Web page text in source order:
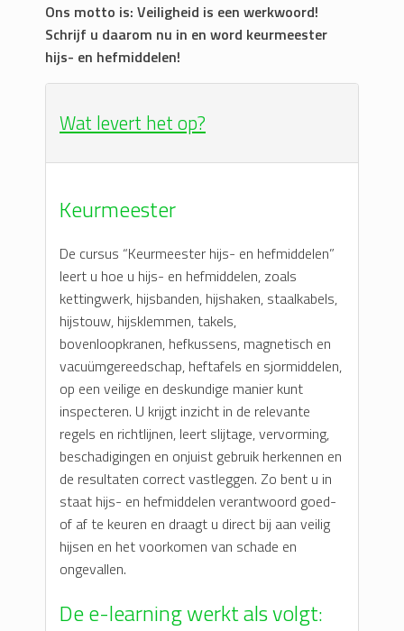
Ons motto is: Veiligheid is een werkwoord!
Schrijf u daarom nu in en word keurmeester
hijs- en hefmiddelen!
Wat levert het op?
Keurmeester
De cursus “Keurmeester hijs- en hefmiddelen”
leert u hoe u hijs- en hefmiddelen, zoals
kettingwerk, hijsbanden, hijshaken, staalkabels,
hijstouw, hijsklemmen, takels,
bovenloopkranen, hefkussens, magnetisch en
vacuümgereedschap, heftafels en sjormiddelen,
op een veilige en deskundige manier kunt
inspecteren. U krijgt inzicht in de relevante
regels en richtlijnen, leert slijtage, vervorming,
beschadigingen en onjuist gebruik herkennen en
de resultaten correct vastleggen. Zo bent u in
staat hijs- en hefmiddelen verantwoord goed-
of af te keuren en draagt u direct bij aan veilig
hijsen en het voorkomen van schade en
ongevallen.
De e-learning werkt als volgt: